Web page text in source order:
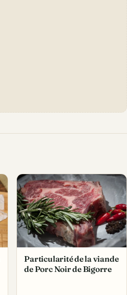
Particularité de la viande
de Porc Noir de Bigorre